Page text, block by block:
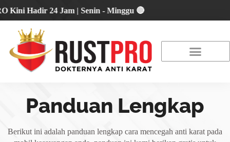
Hadir 24 Jam | Senin - Minggu 🔴
Panduan Lengkap
Berikut ini adalah panduan lengkap cara mencegah anti karat pada